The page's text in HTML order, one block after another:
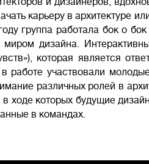
карьеру в архитектуре
группа работала бок о
дизайна.
которая является
работе участвовали
различных ролей в
в ходе которых будущие
в командах.